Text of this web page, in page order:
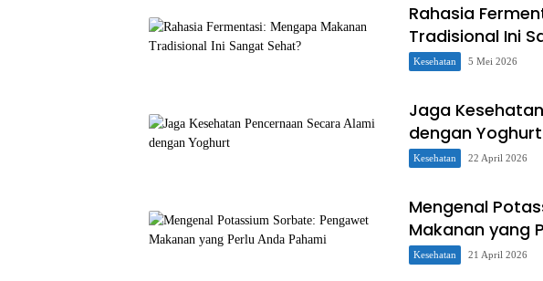
Rahasia
Tradisional Ini
Kesehatan 5 Mei 2026
Jaga
dengan Yoghurt
Kesehatan 22 April 2026
Mengenal
Makanan yang
Kesehatan 21 April 2026